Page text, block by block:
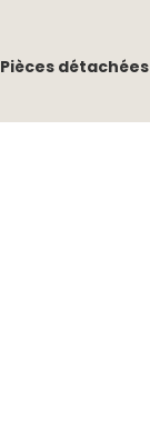
Pièces détachées